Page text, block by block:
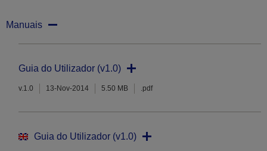
Manuais
Guia do Utilizador (v1.0)
v.1.0 13-Nov-2014 5.50 MB .pdf
Guia do Utilizador (v1.0)